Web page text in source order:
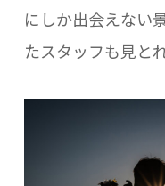
にしか出会えない
たスタッフも見と